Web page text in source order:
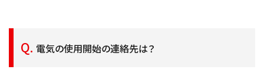
電気の使用開始の連絡先は？